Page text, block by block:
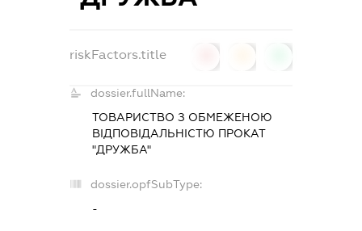
riskFactors.title
dossier.fullName:
ТОВАРИСТВО З ОБМЕЖЕНОЮ
ВІДПОВІДАЛЬНІСТЮ ПРОКАТ
"ДРУЖБА"
dossier.opfSubType:
-